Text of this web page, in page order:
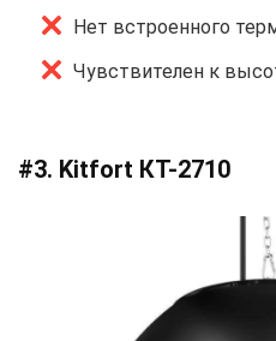
Нет встроенного
Чувствителен к
#3. Kitfort КТ-2710